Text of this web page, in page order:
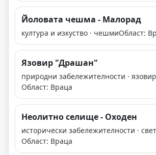
Йоловата чешма - Малорад
култура и изкуство · чешмиОбласт:
Язовир "Драшан"
природни забележителности ·
Област: Враца
Неолитно селище - Оходен
исторически забележителности ·
Област: Враца